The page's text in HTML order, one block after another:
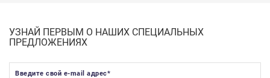
УЗНАЙ ПЕРВЫМ О НАШИХ СПЕЦИАЛЬНЫХ
ПРЕДЛОЖЕНИЯХ
Введите свой e-mail адрес*